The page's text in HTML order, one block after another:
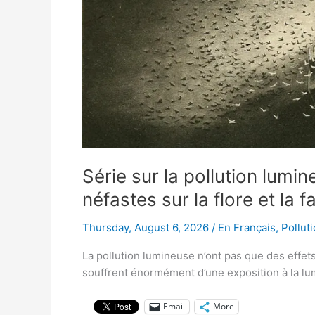
Série sur la pollution
néfastes sur la flore et la
Thursday, August 6, 2026 / En Français,
La pollution lumineuse n’ont pas que des
souffrent énormément d’une exposition à la
Email More